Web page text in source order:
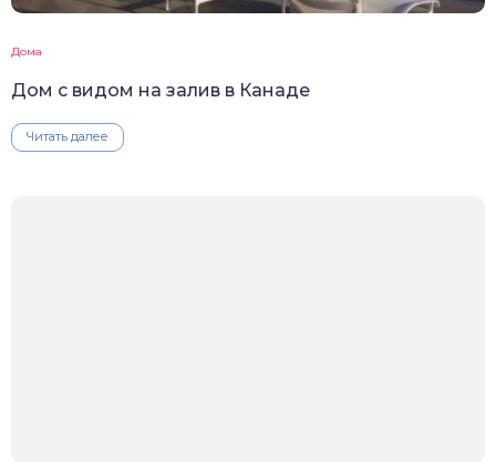
Дома
Дом с видом на залив в Канаде
Читать далее